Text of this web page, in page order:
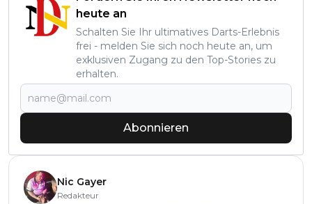
heute an
Schalten Sie Ihr ultimatives Darts-Erlebnis
frei - melden Sie sich noch heute an, um
exklusiven Zugang zu den Top-Stories zu
erhalten.
Abonnieren
Nic Gayer
Redakteur